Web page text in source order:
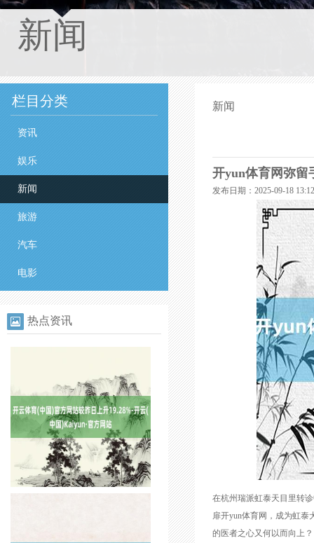
新闻
栏目分类
资讯
娱乐
新闻
旅游
汽车
电影
热点资讯
新闻
开yun体育网弥留
发布日期：2025-09-18
在杭州瑞派虹泰天目里转
扉开yun体育网，成为虹
的医者之心又何以而向上？